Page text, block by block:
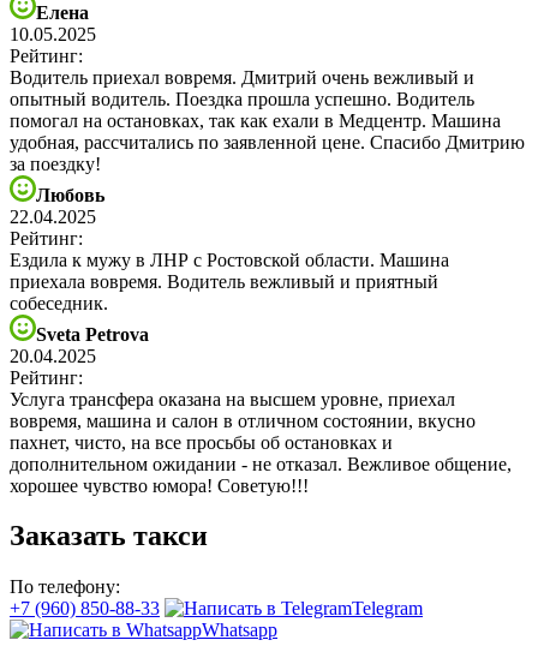
Елена
10.05.2025
Рейтинг:
Водитель приехал вовремя. Дмитрий очень вежливый и
опытный водитель. Поездка прошла успешно. Водитель
помогал на остановках, так как ехали в Медцентр. Машина
удобная, рассчитались по заявленной цене. Спасибо Дмитрию
за поездку!
Любовь
22.04.2025
Рейтинг:
Ездила к мужу в ЛНР с Ростовской области. Машина
приехала вовремя. Водитель вежливый и приятный
собеседник.
Sveta Petrova
20.04.2025
Рейтинг:
Услуга трансфера оказана на высшем уровне, приехал
вовремя, машина и салон в отличном состоянии, вкусно
пахнет, чисто, на все просьбы об остановках и
дополнительном ожидании - не отказал. Вежливое общение,
хорошее чувство юмора! Советую!!!
Заказать такси
По телефону:
+7 (960) 850-88-33
Telegram
Whatsapp